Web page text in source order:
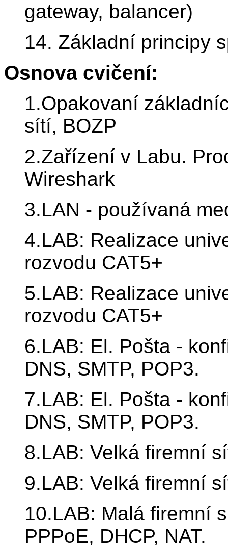
gateway, balancer)
14. Základní principy
Osnova cvičení:
1.Opakovaní
sítí, BOZP
2.Zařízení v Labu.
Wireshark
3.LAN - používaná
4.LAB: Realizace
rozvodu CAT5+
5.LAB: Realizace
rozvodu CAT5+
6.LAB: El. Pošta -
DNS, SMTP, POP3.
7.LAB: El. Pošta -
DNS, SMTP, POP3.
8.LAB: Velká firemní
9.LAB: Velká firemní
10.LAB: Malá firemní
PPPoE, DHCP, NAT.